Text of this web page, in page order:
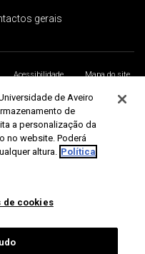
gerais
Acessibilidade
Mapa do site
de Aveiro
de
a personalização da
no website. Poderá
altura. Política
cookies